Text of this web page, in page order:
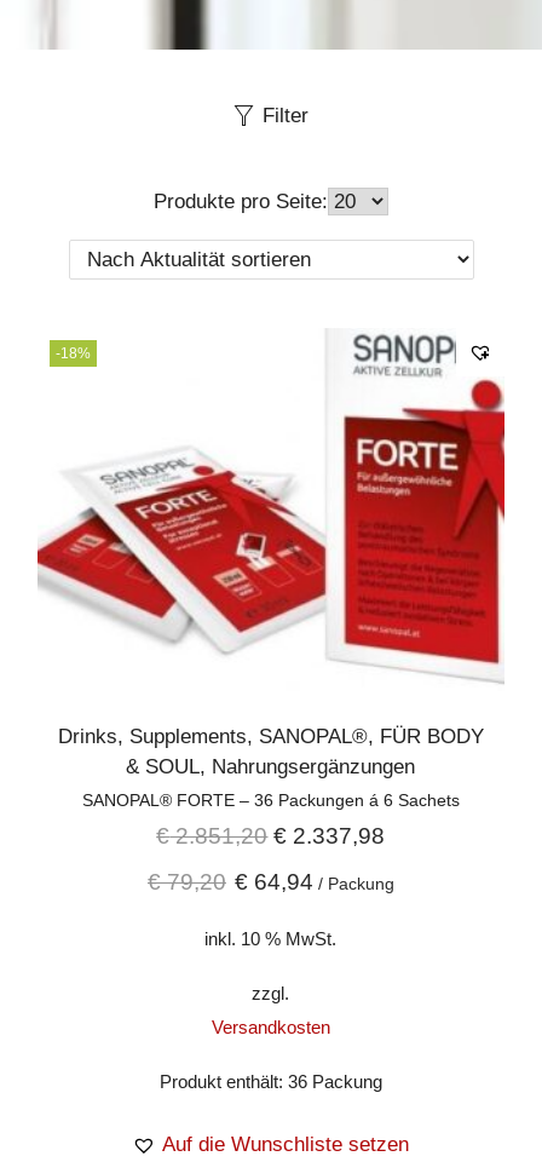
Filter
Produkte pro Seite:
-18%
Drinks, Supplements, SANOPAL®, FÜR BODY
& SOUL, Nahrungsergänzungen
SANOPAL® FORTE – 36 Packungen á 6 Sachets
€2.851,20 € 2.337,98
€79,20 €64,94 / Packung
inkl. 10 % MwSt.
zzgl.
Versandkosten
Produkt enthält: 36 Packung
Auf die Wunschliste setzen